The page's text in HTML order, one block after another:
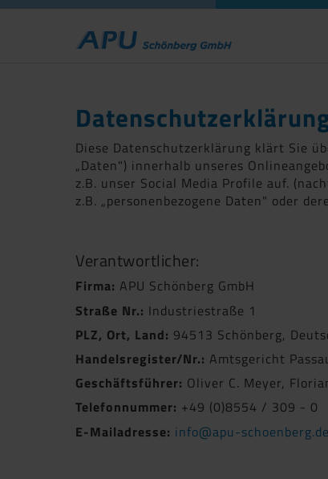
Diese Datenschutzerklärung klärt Sie
„Daten") innerhalb unseres
z.B. unser Social Media Profile auf.
z.B. „personenbezogene Daten" oder
Verantwortlicher:
Firma: APU Schönberg GmbH
Straße Nr.: Industriestraße 1
PLZ, Ort, Land: 94513 Schönberg,
Handelsregister/Nr.: Amtsgericht
Geschäftsführer: Oliver C. Meyer,
Telefonnummer: +49 (0)8554 / 309 - 0
E-Mailadresse: info@apu-schoenberg.de